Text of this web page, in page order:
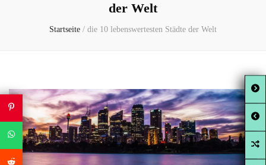
der Welt
Startseite / die 10 lebenswertesten Städte der Welt